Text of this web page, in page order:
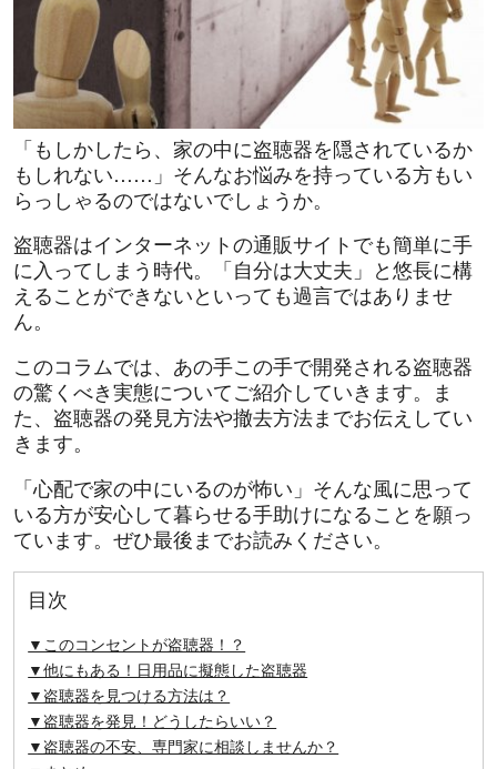
「もしかしたら、家の中に盗聴器を隠されているか
もしれない……」そんなお悩みを持っている方もい
らっしゃるのではないでしょうか。
盗聴器はインターネットの通販サイトでも簡単に手
に入ってしまう時代。「自分は大丈夫」と悠長に構
えることができないといっても過言ではありませ
ん。
このコラムでは、あの手この手で開発される盗聴器
の驚くべき実態についてご紹介していきます。ま
た、盗聴器の発見方法や撤去方法までお伝えしてい
きます。
「心配で家の中にいるのが怖い」そんな風に思って
いる方が安心して暮らせる手助けになることを願っ
ています。ぜひ最後までお読みください。
目次
▼このコンセントが盗聴器！？
▼他にもある！日用品に擬態した盗聴器
▼盗聴器を見つける方法は？
▼盗聴器を発見！どうしたらいい？
▼盗聴器の不安、専門家に相談しませんか？